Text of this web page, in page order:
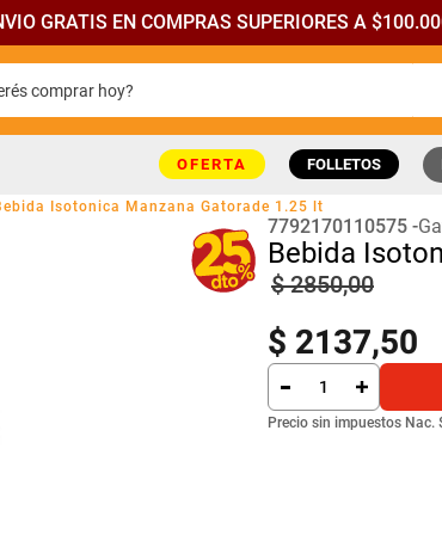
GRATIS EN COMPRAS SUPERIORES A
comprar hoy?
OFERTA FOLLETOS
Isotonica Manzana Gatorade 1.25 lt
7792170110575
Bebida
$ 2850,00
$ 2137,50
Precio sin impuestos Nac.
buscados